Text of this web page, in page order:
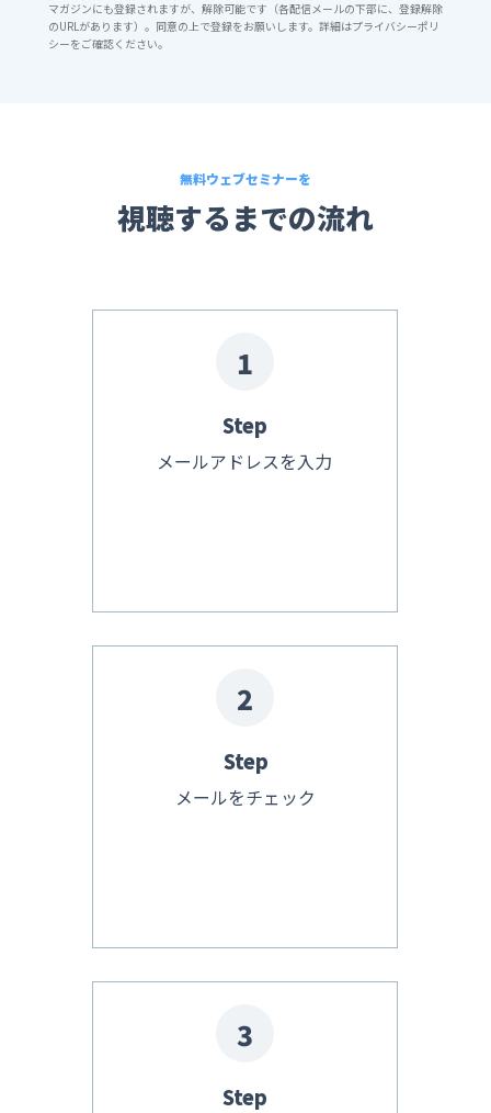
マガジンにも登録されますが、解除可能です（各配信メールの下部に、登録解除
のURLがあります）。同意の上で登録をお願いします。詳細はプライバシーポリ
シーをご確認ください。
無料ウェブセミナーを
視聴するまでの流れ
Step
Step
Step
1
2
3
メールアドレスを入力
メールをチェック